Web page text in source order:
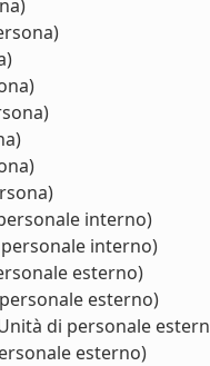
interno)
interno)
esterno)
esterno)
di personale
esterno)